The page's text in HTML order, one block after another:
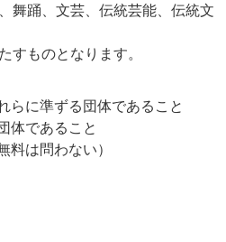
舞踊、文芸、伝統芸能、伝統文
すものとなります。
らに準ずる団体であること
体であること
は問わない）